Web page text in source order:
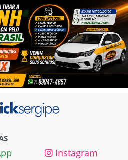
Instagram